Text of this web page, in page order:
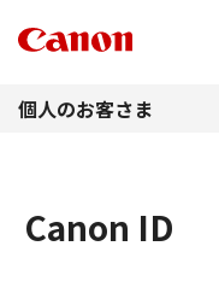
個人のお客さま
Canon ID